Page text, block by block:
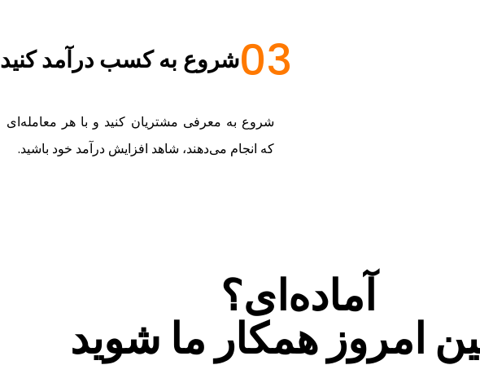
03شروع به کسب درآمد کنید
شروع به معرفی مشتریان کنید و با هر معامله‌ای
که انجام می‌دهند، شاهد افزایش درآمد خود باشید.
آماده‌ای؟
امروز همکار ما شوید